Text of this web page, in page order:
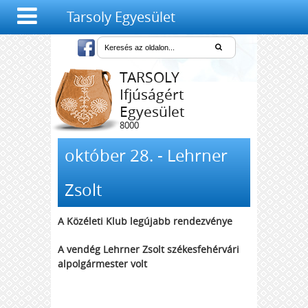
Tarsoly Egyesület
TARSOLY
Ifjúságért
Egyesület
8000
Székesfehérvár,
október 28. - Lehrner
Zsolt
A Közéleti Klub legújabb rendezvénye
A vendég Lehrner Zsolt székesfehérvári
alpolgármester volt